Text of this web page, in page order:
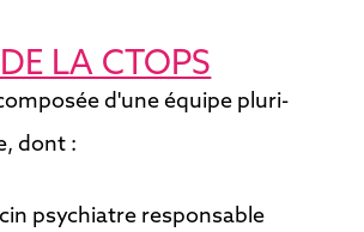
LA CTOPS
d'une équipe pluri-
dont :
psychiatre responsable